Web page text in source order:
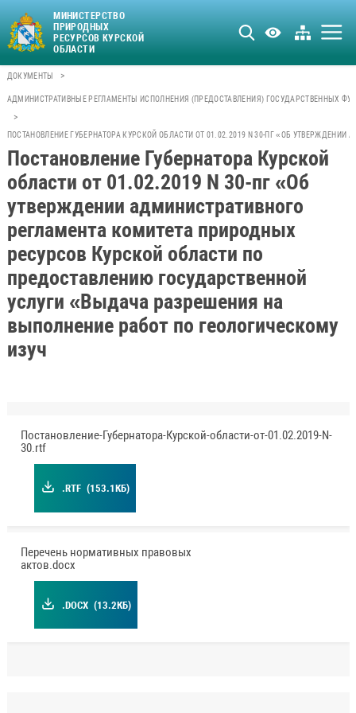
МИНИСТЕРСТВО
ПРИРОДНЫХ
РЕСУРСОВ КУРСКОЙ
ОБЛАСТИ
ДОКУМЕНТЫ >
АДМИНИСТРАТИВНЫЕ РЕГЛАМЕНТЫ ИСПОЛНЕНИЯ (ПРЕДОСТАВЛЕНИЯ) ГОСУДАРСТВЕННЫХ
>
ПОСТАНОВЛЕНИЕ ГУБЕРНАТОРА КУРСКОЙ ОБЛАСТИ ОТ 01.02.2019 N 30-ПГ «ОБ
Постановление Губернатора Курской
области от 01.02.2019 N 30-пг «Об
утверждении административного
регламента комитета природных
ресурсов Курской области по
предоставлению государственной
услуги «Выдача разрешения на
выполнение работ по геологическому
изуч
Постановление-Губернатора-Курской-области-от-01.02.2019-N-
30.rtf
.RTF (153.1КБ)
Перечень нормативных правовых
актов.docx
.DOCX (13.2КБ)